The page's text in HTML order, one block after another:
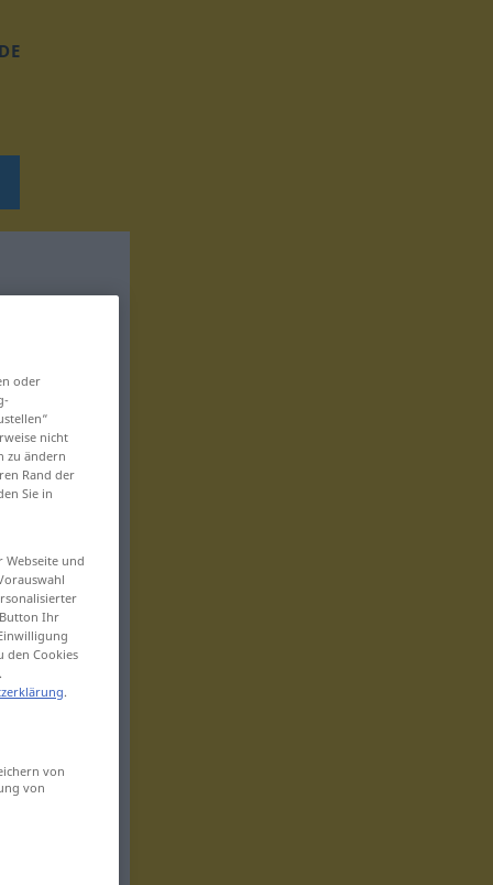
oder
nicht
zu ändern
Rand der
Sie in
und
Ihr
den Cookies
.
von
von